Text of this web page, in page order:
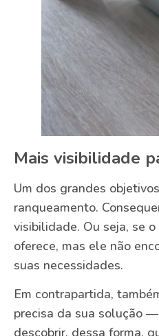
Mais visibilidade
Um dos grandes
ranqueamento.
visibilidade. Ou seja, se
oferece, mas ele não
suas necessidades.
Em contrapartida,
precisa da sua solução